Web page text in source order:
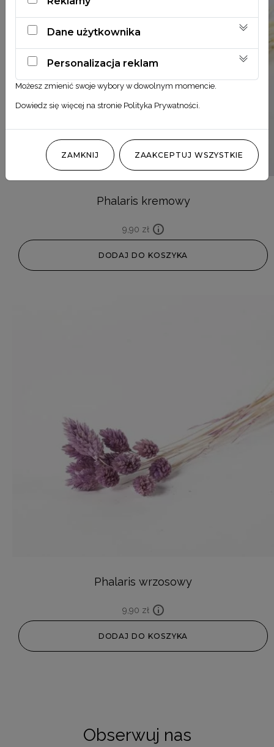
Phalaris kremowy
9,90 zł
DODAJ DO KOSZYKA
Phalaris wrzosowy
9,90 zł
DODAJ DO KOSZYKA
Obserwuj nas
Dane użytkownika
Personalizacja reklam
Możesz zmienić swoje wybory w dowolnym momencie.
Dowiedz się więcej na stronie Polityka Prywatności
ZAMKNIJ ZAAKCEPTUJ WSZYSTKIE